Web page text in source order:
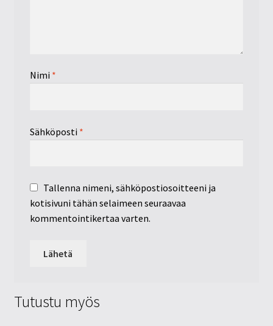
Nimi *
Sähköposti *
Tallenna nimeni, sähköpostiosoitteeni ja
kotisivuni tähän selaimeen seuraavaa
kommentointikertaa varten.
Tutustu myös